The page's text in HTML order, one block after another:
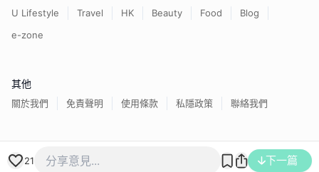
21 下一篇
U Lifestyle Travel HK Beauty Food
Blog
e-zone
其他
關於我們 免責聲明 使用條款 私隱政策 聯絡我們
香港經濟日報版權所有©